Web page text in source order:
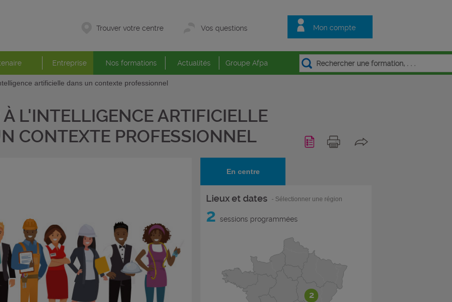
Mon compte
Trouver votre centre Vos questions
Entreprise Nos formations Actualités Groupe Afpa
artificielle dans un contexte professionnel
L'INTELLIGENCE ARTIFICIELLE
CONTEXTE PROFESSIONNEL
En centre
Lieux et dates - Sélectionner une région
2 sessions programmées
2